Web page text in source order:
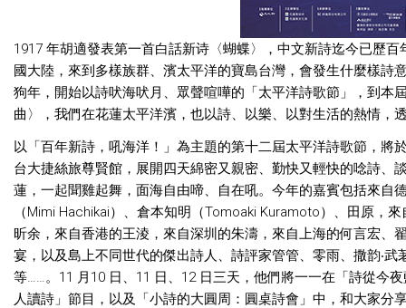
1917 年胡適發表第一首白話新诗〈蝴蝶〉，中文新詩迄今已歷
國大陸，來到多樣族群、濱太平洋的寶島台灣，會發生什麼樣
狗年，開始以詩吠海吠月、眾聲喧嘩的「太平洋詩歌節」，到本
曲〉，我們在花蓮太平洋濱，也以詩、以樂、以對生活的熱情
以「百年新詩，吼海洋！」為主題的第十二屆太平洋詩歌節，將
台大捷絲旅尊賢館，展開四天綿密又親密、勤快又輕快的唸詩
蓮，一起聞雞起舞，面海自由啼、自在吼。今年的嘉賓包括來自
（Mimi Hachikai）、倉本知明（Tomoaki Kuramoto）、田原，
昕余，來自香港的王淩，來自深圳的朱濤，來自上海的何言宏
宴，以及島上不同世代的傑出詩人、詩評家管管、零雨、撒韵‧
等……。11 月10 日、11 日、12 日三天，他們將一一在「詩從今
人讀詩」節目，以及「小詩的大圓周：圓桌詩會」中，和大家